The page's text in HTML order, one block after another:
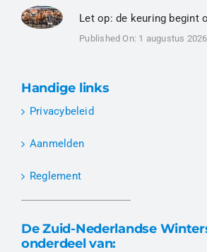
Let op: de keuring begint
Published On: 1 augustus 2026
Handige links
Privacybeleid
Aanmelden
Reglement
De Zuid-Nederlandse
onderdeel van: